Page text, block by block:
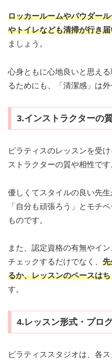
ロッカールームやパウダー
やトイレなども清掃が行き
ましょう。
心身ともに心地良いと思え
るためにも、「清潔感」は外
3.インストラクターの
ピラティスのレッスンを受
ストラクターの質や相性です
優しくてスタイルの良い先
「自分も頑張ろう」とモチ
ものです。
また、認定資格の有無やイ
チェックするだけでなく、 先
るか、レッスンのペースは
す。
4.レッスン形式・プロ
ピラティススタジオは、各